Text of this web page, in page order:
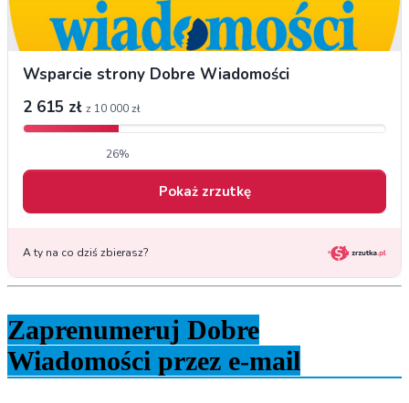
Zaprenumeruj Dobre
Wiadomości przez e-mail